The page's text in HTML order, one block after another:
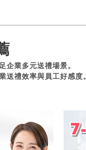
企業多元送禮場景。
送禮效率與員工好感度